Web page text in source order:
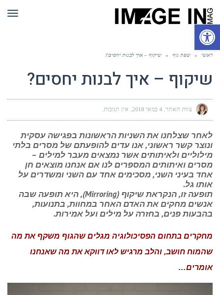
פתח סרגל נגישות
ראשי » שפת גוף » שיקוף – איך לבנות יחסים?
שיקוף – איך לבנות יחסים?
צוות האתר 4 במאי 2018 אין תגובות
לאחר שצלחנו את השניות הראשונות בפגישה עסקית
ונוצר קשר ראשוני, אנו עדים להופעתם של מסרים בלתי
מילוליים ולאיתותים אשר נמצאים מעבר למילים –
מסרים ואיתותים המספרים לנו אם אנחנו מוצאים חן
אחד בעיני השני, מסכימים אחד עם השני ומשדרים על
אותו גל.
תופעה זו, הנקראת שיקוף (Mirroring), היא תופעה שבה
אנשים מחקים את האדם האחר במחוות, בתנועות,
בהבעות פנים, בחזרה על מילים ועל אמירות.
מחקרים בתחום הפסיכולוגיה מגלים שהגוף משקף את מה
שהמוח חושב, והלב מרגיש לאו דווקא את מה שאנחנו
אומרים…